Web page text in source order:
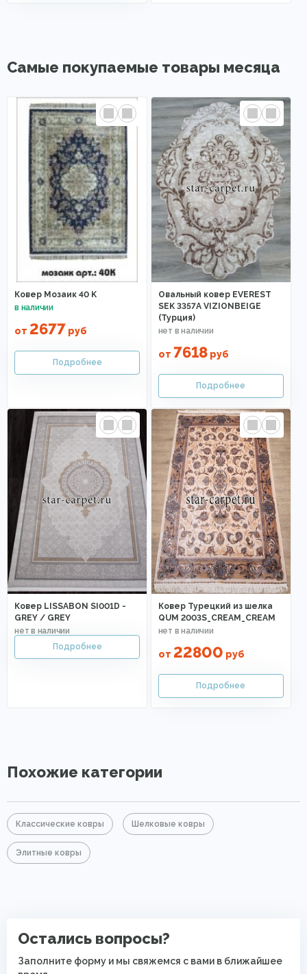
Самые покупаемые товары месяца
Ковер Мозаик 40 K
от 2677 руб
Овальный ковер EVEREST
SEK 3357A VIZIONBEIGE
(Турция)
от 7618руб
Ковер LISSABON SI001D -
GREY / GREY
Ковер Турецкий из шелка
QUM 2003S_CREAM_CREAM
от 22800 руб
Похожие категории
Классические ковры Шелковые ковры
Элитные ковры
Остались вопросы?
Заполните форму и мы свяжемся с вами в ближайшее